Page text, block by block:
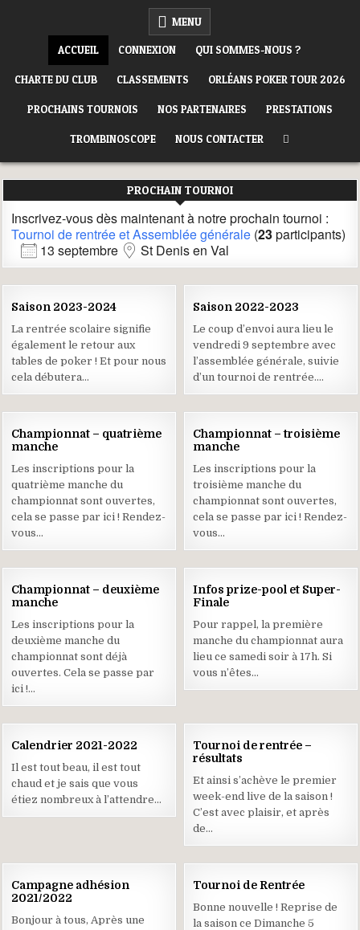
ORLÉANS POKER CLUB MENU
ACCUEIL CONNEXION QUI SOMMES-NOUS ?
CHARTE DU CLUB CLASSEMENTS ORLÉANS POKER TOUR 2026
PROCHAINS TOURNOIS NOS PARTENAIRES PRESTATIONS
TROMBINOSCOPE NOUS CONTACTER
PROCHAIN TOURNOI
Inscrivez-vous dès maintenant à notre prochain tournoi :
Tournoi de rentrée et Assemblée générale (23participants)
13 septembre
St Denis en Val
2023
Saison 2023-2024
La rentrée scolaire signifie
également le retour aux
tables de poker ! Et pour nous
cela débutera…
2022
Saison 2022-2023
Le coup d’envoi aura lieu le
vendredi 9 septembre avec
l’assemblée générale, suivie
d’un tournoi de rentrée….
04
Championnat – quatrième
manche
Les inscriptions pour la
quatrième manche du
championnat sont ouvertes,
cela se passe par ici ! Rendez-
vous…
18
Championnat – troisième
manche
Les inscriptions pour la
troisième manche du
championnat sont ouvertes,
cela se passe par ici ! Rendez-
vous…
24
Championnat – deuxième
manche
Les inscriptions pour la
deuxième manche du
championnat sont déjà
ouvertes. Cela se passe par
ici !…
17
SEP
Infos prize-pool et Super-
Finale
Pour rappel, la première
manche du championnat aura
lieu ce samedi soir à 17h. Si
vous n’êtes…
2021
Calendrier 2021-2022
Il est tout beau, il est tout
chaud et je sais que vous
étiez nombreux à l’attendre…
Tournoi de rentrée –
résultats
Et ainsi s’achève le premier
week-end live de la saison !
C’est avec plaisir, et après
de…
Campagne adhésion
2021/2022
Bonjour à tous, Après une
2021
Tournoi de Rentrée
Bonne nouvelle ! Reprise de
la saison ce Dimanche 5